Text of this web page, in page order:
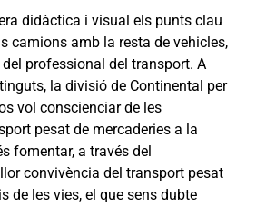
didàctica i visual els punts clau
camions amb la resta de vehicles,
professional del transport. A
la divisió de Continental per
vol conscienciar de les
pesat de mercaderies a la
fomentar, a través del
convivència del transport pesat
de les vies, el que sens dubte